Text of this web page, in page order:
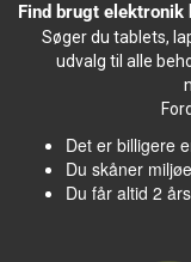
Find brugt elektronik
Søger du tablets,
udvalg til alle
Det er billigere
Du skåner
Du får altid 2